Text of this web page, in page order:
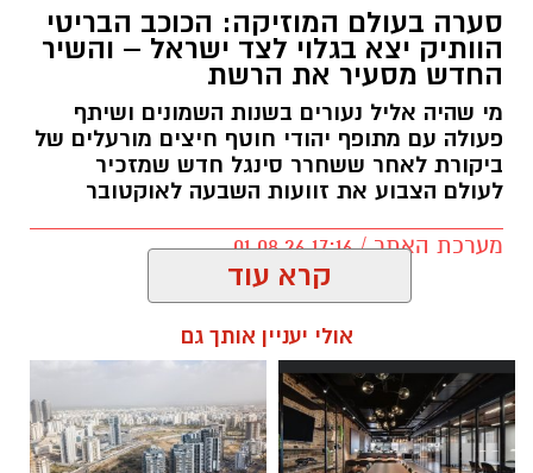
בראיון מיוחד,עו"ד ירום הלוימשתף בדרך הארוכה
והמורכבת שהובילה לזיכויו ולשחרורו של רומן
זדורובמאישום ברצחתאיר ראדה ז"ל.
כי נכנס לתיק בהתנדבות לאחר שערעוריו של
זדורוב נדחו בכל הערכאות, והקדיש כארבע שנים
ללימוד מעמיק של מאות קלסרים ודיסקים של
סערה בעולם המוזיקה: הכוכב הבריטי
הוותיק יצא בגלוי לצד ישראל – והשיר
החדש מסעיר את הרשת
מי שהיה אליל נעורים בשנות השמונים ושיתף
פעולה עם מתופף יהודי חוטף חיצים מורעלים של
ביקורת לאחר ששחרר סינגל חדש שמזכיר
לעולם הצבוע את זוועות השבעה לאוקטובר
מערכת האתר / 17:16 01.08.26
תגים:בוי ג'ורג'
קרא עוד
אולי יעניין אותך גם